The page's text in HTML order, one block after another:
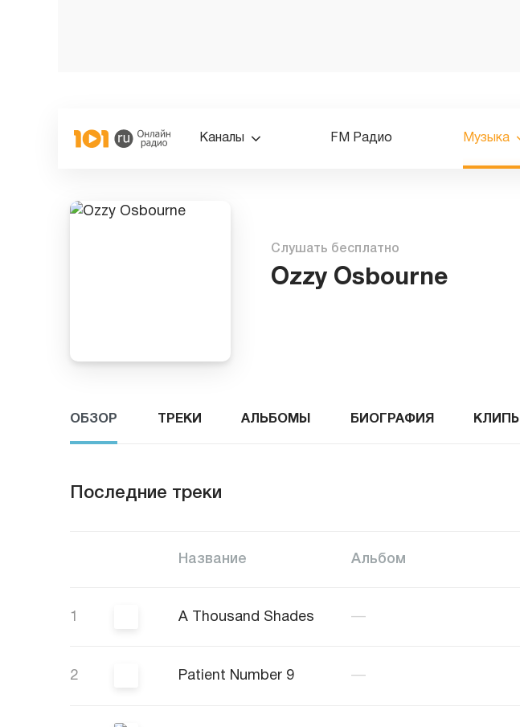
Каналы FM Радио Музыка
Слушать бесплатно
Ozzy Osbourne
ОБЗОР ТРЕКИ АЛЬБОМЫ БИОГРАФИЯ КЛИПЫ
Последние треки
Название Альбом
1 A Thousand Shades —
2 Patient Number 9 —